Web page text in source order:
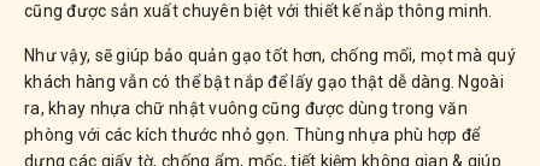
cũng được sản xuất chuyên biệt với thiết kế nắp thông minh.
Như vậy, sẽ giúp bảo quản gạo tốt hơn, chống mối, mọt mà quý
khách hàng vẫn có thể bật nắp để lấy gạo thật dễ dàng. Ngoài
ra, khay nhựa chữ nhật vuông cũng được dùng trong văn
phòng với các kích thước nhỏ gọn. Thùng nhựa phù hợp để
dựng các giấy tờ, chống ẩm, mốc, tiết kiệm không gian & giúp